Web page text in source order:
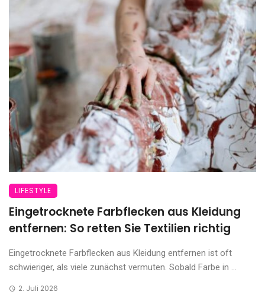
LIFESTYLE
Eingetrocknete Farbflecken aus Kleidung
entfernen: So retten Sie Textilien richtig
Eingetrocknete Farbflecken aus Kleidung entfernen ist oft
schwieriger, als viele zunächst vermuten. Sobald Farbe in ...
2. Juli 2026